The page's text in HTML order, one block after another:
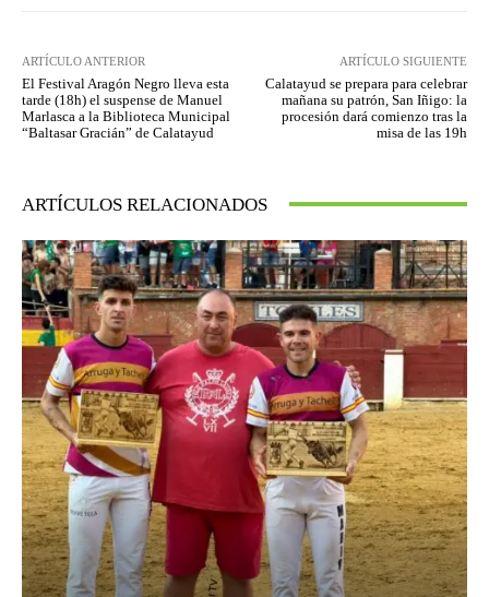
ARTÍCULO ANTERIOR
El Festival Aragón Negro lleva esta
tarde (18h) el suspense de Manuel
Marlasca a la Biblioteca Municipal
“Baltasar Gracián” de Calatayud
ARTÍCULO SIGUIENTE
Calatayud se prepara para celebrar
mañana su patrón, San Iñigo: la
procesión dará comienzo tras la
misa de las 19h
ARTÍCULOS RELACIONADOS